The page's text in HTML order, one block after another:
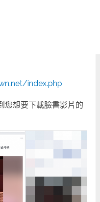
index.php
您想要下載臉書影片的